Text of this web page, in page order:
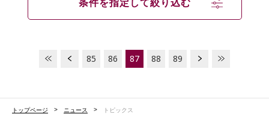
条件を指定して絞り込む
85 86 87 88 89
トップページ ニュース トピックス